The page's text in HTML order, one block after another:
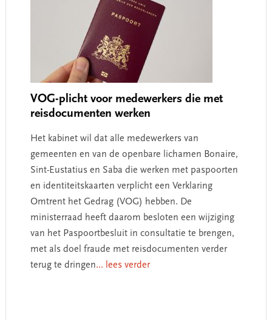
VOG-plicht voor medewerkers die met
reisdocumenten werken
Het kabinet wil dat alle medewerkers van
gemeenten en van de openbare lichamen Bonaire,
Sint-Eustatius en Saba die werken met paspoorten
en identiteitskaarten verplicht een Verklaring
Omtrent het Gedrag (VOG) hebben. De
ministerraad heeft daarom besloten een wijziging
van het Paspoortbesluit in consultatie te brengen,
met als doel fraude met reisdocumenten verder
terug te dringen... lees verder